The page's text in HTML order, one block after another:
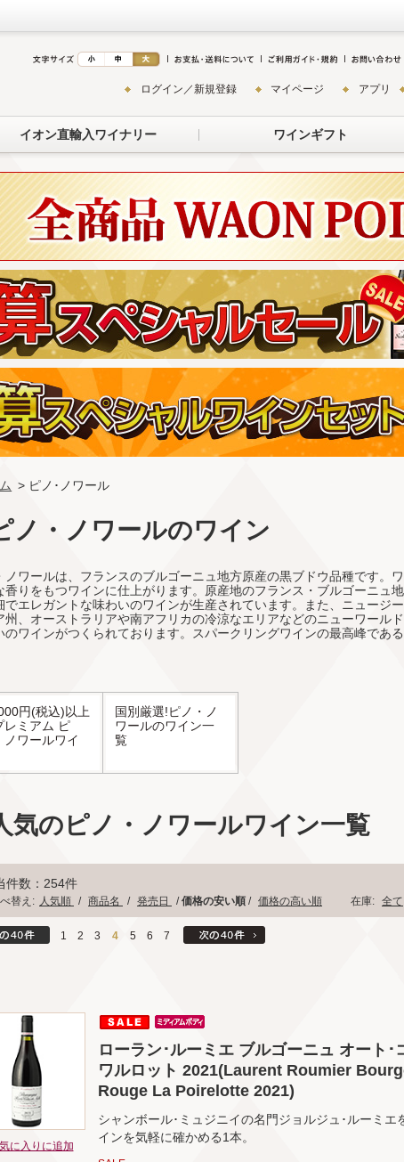
ログイン／新規登録 マイページ アプリ
イオン直輸入ワイナリー ワインギフト
> ピノ･ノワール
ノ・ノワールのワイン
ノワールは、フランスのブルゴーニュ地方原産の黒ブドウ品種です。
香りをもつワインに仕上がります。原産地のフランス・ブルゴーニュ
でエレガントな味わいのワインが生産されています。また、ニュージ
州、オーストラリアや南アフリカの冷涼なエリアなどのニューワール
のワインがつくられております。スパークリングワインの最高峰であ
円(税込)以上
レミアム ピ
ノワールワイ
国別厳選!ピノ・ノ
ワールのワイン一
覧
気のピノ・ノワールワイン一覧
件数：254件
替え: 人気順 / 商品名 / 発売日 /価格の安い順 / 価格の高い順 在庫: 全て
1 2 3 4 5 6 7
に入りに追加
ローラン･ルーミエ ブルゴーニュ オート
ワルロット 2021(Laurent Roumier
Rouge La Poirelotte 2021)
シャンボール･ミュジニイの名門ジョルジュ･ルーミ
インを気軽に確かめる1本。